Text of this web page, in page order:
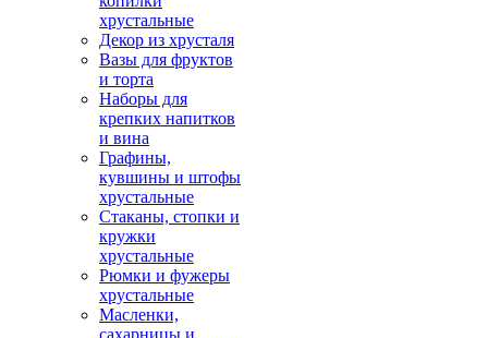
хрустальные
Декор из хрусталя
Вазы для фруктов
и торта
Наборы для
крепких напитков
и вина
Графины,
кувшины и штофы
хрустальные
Стаканы, стопки и
кружки
хрустальные
Рюмки и фужеры
хрустальные
Масленки,
сахарницы и